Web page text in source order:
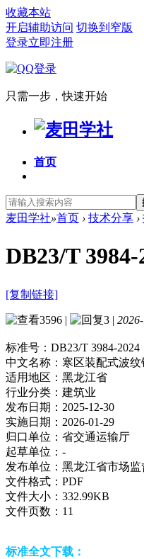
收藏本站
开启辅助访问 切换到窄版
登录立即注册
只需一步，快速开始
首页
麦田学社»首页 › 技术分享 ›
DB23/T
[复制链接]
3596 | 3 |
标准号： DB23/T 3984-2024
中文名称： 寒区装配式波
适用地区： 黑龙江省
行业分类： 建筑业
发布日期： 2025-12-30
实施日期： 2026-01-29
归口单位： 省交通运输厅
起草单位： -
发布单位： 黑龙江省市场监
文件格式： PDF
文件大小： 332.99KB
文件页数： 11
标准全文下载：